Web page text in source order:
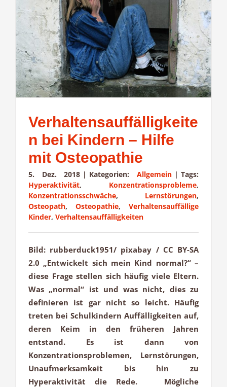
Verhaltensauffälligkeite
n bei Kindern – Hilfe
mit Osteopathie
5. Dez. 2018 | Kategorien:Allgemein | Tags:
Hyperaktivität, Konzentrationsprobleme,
Konzentrationsschwäche, Lernstörungen,
Osteopath, Osteopathie, Verhaltensauffällige
Kinder, Verhaltensauffälligkeiten
Bild: rubberduck1951/ pixabay / CC BY-SA
2.0 „Entwickelt sich mein Kind normal?“ –
diese Frage stellen sich häufig viele Eltern.
Was „normal“ ist und was nicht, dies zu
definieren ist gar nicht so leicht. Häufig
treten bei Schulkindern Auffälligkeiten auf,
deren Keim in den früheren Jahren
entstand. Es ist dann von
Konzentrationsproblemen, Lernstörungen,
Unaufmerksamkeit bis hin zu
Hyperaktivität die Rede. Mögliche